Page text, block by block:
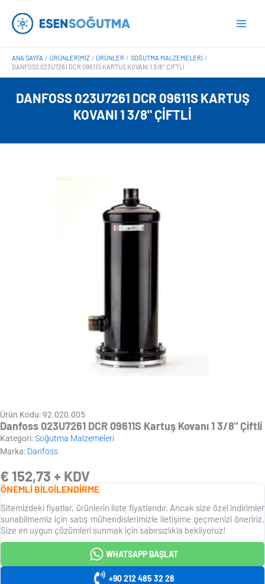
atla
ANA SAYFA ÜRÜNLERIMIZ ÜRÜNLER
SOĞUTMA MALZEMELERI
DANFOSS 023U7261 DCR 09611S KARTUŞ KOVANI 1 3/8″ ÇIFTLI
DANFOSS 023U7261 DCR 09611S KARTUŞ
KOVANI 1 3/8" ÇIFTLI
Ürün Kodu: 92.020.005
Danfoss 023U7261 DCR 09611S Kartuş Kovanı 1 3/8" Çiftli
Kategori:Soğutma Malzemeleri
Marka: Danfoss
€ 152,73 + KDV
ÖNEMLİ BİLGİLENDİRME
Sitemizdeki fiyatlar, ürünlerin liste fiyatlarıdır. Ancak size özel indirimler
sunabilmemiz için satış mühendislerimizle iletişime geçmenizi öneririz.
Size en uygun çözümleri sunmak için sabırsızlıkla bekliyoruz!
WHATSAPP BAŞLAT
+90 212 485 32 28